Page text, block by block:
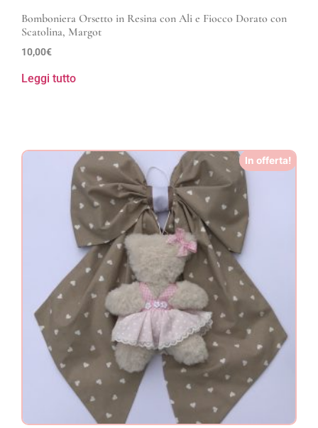
Bomboniera Orsetto in Resina con Ali e Fiocco Dorato con
Scatolina, Margot
10,00€
Leggi tutto
In offerta!